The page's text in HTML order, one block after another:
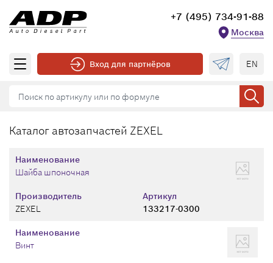
+7 (495) 734-91-88
Москва
Вход для партнёров EN
Каталог автозапчастей ZEXEL
Производитель
ZEXEL
Артикул
133217-0300
Наименование
Шайба шпоночная
Наименование
Винт